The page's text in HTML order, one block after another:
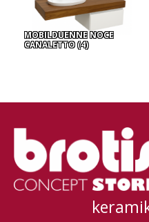
MOBILDUENNE NOCE
CANALETTO(4)